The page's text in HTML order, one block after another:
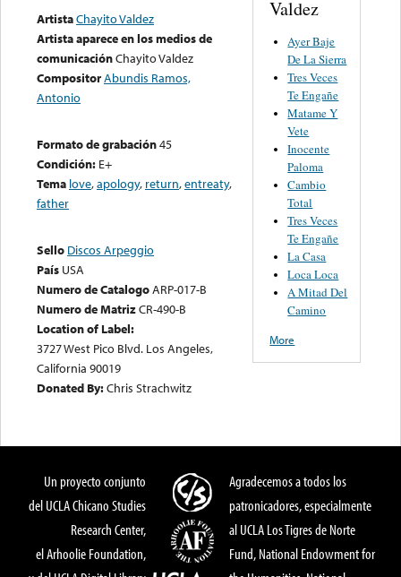
ArtistaChayito Valdez
Artista aparece en los medios de
comunicaciónChayito Valdez
CompositorAbundis Ramos,
Antonio
Formato de grabación45
Condición: E+
Tema love,apology, return,entreaty,
father
Sello Discos Arpeggio
País USA
Numero de CatalogoARP-017-B
Numero de MatrizCR-490-B
Location of Label:
3727 West Pico Blvd. Los Angeles,
California 90019
Donated By:Chris Strachwitz
Valdez
Ayer Baje
De La Sierra
Tres Veces
Te Engañe
Matame Y
Vete
Inocente
Paloma
Cambio
Total
Tres Veces
Te Engañe
La Casa
Loca Loca
A Mitad Del
Camino
More
Un proyecto conjunto
del UCLA Chicano Studies
Research Center,
el Arhoolie Foundation,
Agradecemos a todos los
patronicadores, especialmente
al UCLA Los Tigres de Norte
Fund, National Endowment for